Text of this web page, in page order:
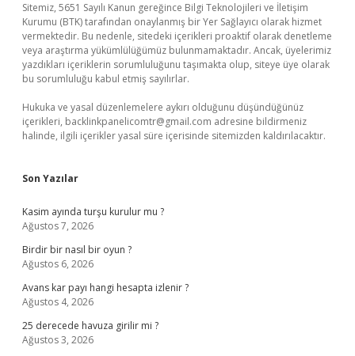
Sitemiz, 5651 Sayılı Kanun gereğince Bilgi Teknolojileri ve İletişim
Kurumu (BTK) tarafından onaylanmış bir Yer Sağlayıcı olarak hizmet
vermektedir. Bu nedenle, sitedeki içerikleri proaktif olarak denetleme
veya araştırma yükümlülüğümüz bulunmamaktadır. Ancak, üyelerimiz
yazdıkları içeriklerin sorumluluğunu taşımakta olup, siteye üye olarak
bu sorumluluğu kabul etmiş sayılırlar.
Hukuka ve yasal düzenlemelere aykırı olduğunu düşündüğünüz
içerikleri, backlinkpanelicomtr@gmail.com adresine bildirmeniz
halinde, ilgili içerikler yasal süre içerisinde sitemizden kaldırılacaktır.
Son Yazılar
Kasim ayında turşu kurulur mu ?
Ağustos 7, 2026
Birdir bir nasıl bir oyun ?
Ağustos 6, 2026
Avans kar payı hangi hesapta izlenir ?
Ağustos 4, 2026
25 derecede havuza girilir mi ?
Ağustos 3, 2026